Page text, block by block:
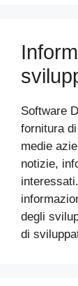
Software
fornitura
medie
notizie,
degli
di